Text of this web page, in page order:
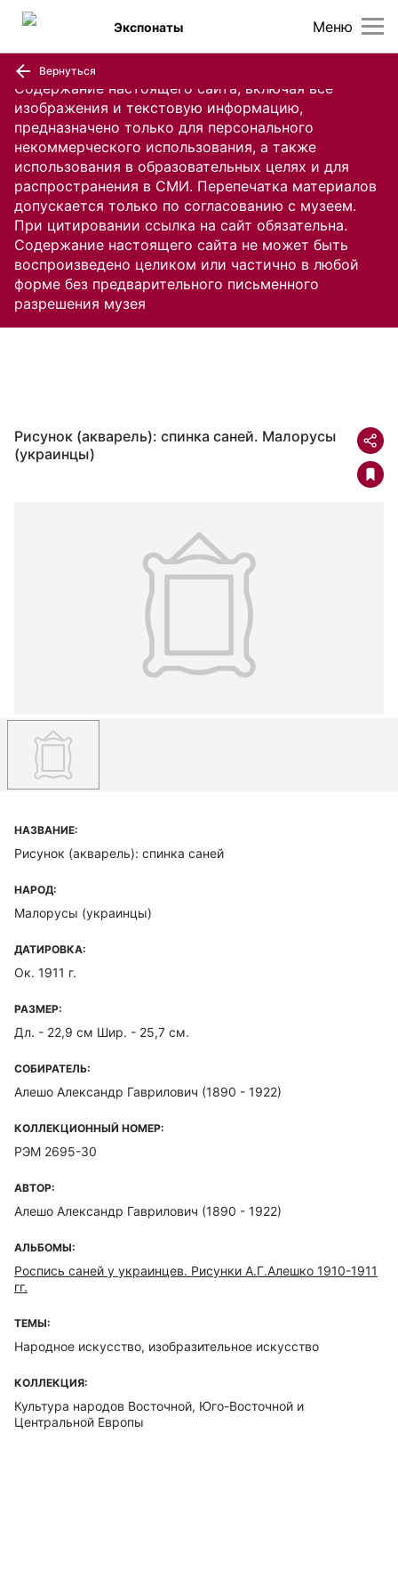
Содержание настоящего сайта, включая все
изображения и текстовую информацию,
предназначено только для персонального
некоммерческого использования, а также
использования в образовательных целях и для
распространения в СМИ. Перепечатка материалов
допускается только по согласованию с музеем.
При цитировании ссылка на сайт обязательна.
Содержание настоящего сайта не может быть
воспроизведено целиком или частично в любой
форме без предварительного письменного
разрешения музея
Меню
Экспонаты
Вернуться
Рисунок (акварель): спинка саней. Малорусы
(украинцы)
НАЗВАНИЕ:
Рисунок (акварель): спинка саней
НАРОД:
Малорусы (украинцы)
ДАТИРОВКА:
Ок. 1911 г.
РАЗМЕР:
Дл. - 22,9 см Шир. - 25,7 см.
СОБИРАТЕЛЬ:
Алешо Александр Гаврилович (1890 - 1922)
КОЛЛЕКЦИОННЫЙ НОМЕР:
РЭМ 2695-30
АВТОР:
Алешо Александр Гаврилович (1890 - 1922)
АЛЬБОМЫ:
Роспись саней у украинцев. Рисунки А.Г.Алешко 1910-1911
гг.
ТЕМЫ:
Народное искусство, изобразительное искусство
КОЛЛЕКЦИЯ:
Культура народов Восточной, Юго-Восточной и
Центральной Европы